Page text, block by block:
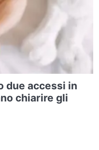
due accessi in
chiarire gli